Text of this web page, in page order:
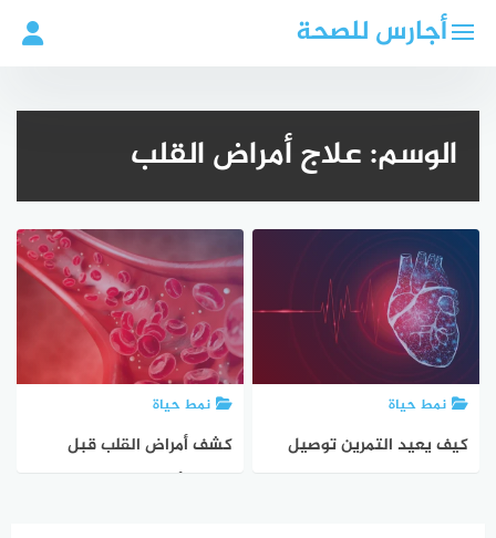
أجارس للصحة
الوسم:علاج أمراض القلب
نمط حياة
كيف يعيد التمرين توصيل
نمط حياة
كشف أمراض القلب قبل